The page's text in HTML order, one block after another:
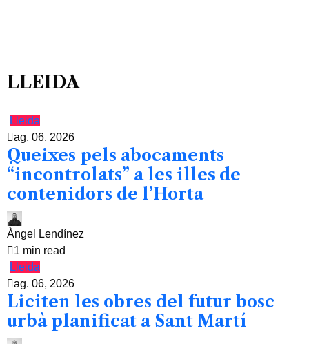
LLEIDA
Lleida
ag. 06, 2026
Queixes pels abocaments
“incontrolats” a les illes de
contenidors de l’Horta
Àngel Lendínez
1 min read
Lleida
ag. 06, 2026
Liciten les obres del futur bosc
urbà planificat a Sant Martí